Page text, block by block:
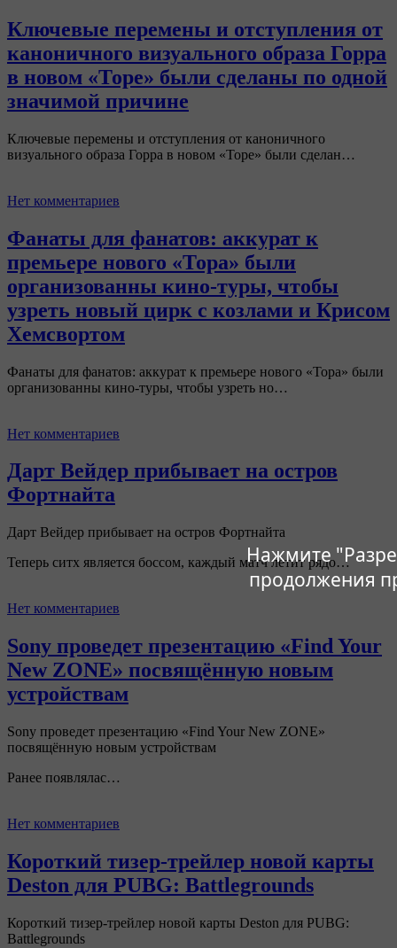
Нажмите
продолжения
Ключевые перемены и отступления от
каноничного визуального образа Горра
в новом «Торе» были сделаны по одной
значимой причине
Ключевые перемены и отступления от каноничного
визуального образа Горра в новом «Торе» были сделан…
Нет комментариев
Фанаты для фанатов: аккурат к
премьере нового «Тора» были
организованны кино-туры, чтобы
узреть новый цирк с козлами и Крисом
Хемсвортом
Фанаты для фанатов: аккурат к премьере нового «Тора» были
организованны кино-туры, чтобы узреть но…
Нет комментариев
Дарт Вейдер прибывает на остров
Фортнайта
Дарт Вейдер прибывает на остров Фортнайта
Теперь ситх является боссом, каждый матч летит рядо…
Нет комментариев
Sony проведет презентацию «Find Your
New ZONE» посвящённую новым
устройствам
Sony проведет презентацию «Find Your New ZONE»
посвящённую новым устройствам
Ранее появлялас…
Нет комментариев
Короткий тизер-трейлер новой карты
Deston для PUBG: Battlegrounds
Короткий тизер-трейлер новой карты Deston для PUBG:
Battlegrounds